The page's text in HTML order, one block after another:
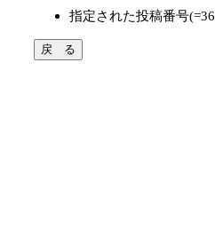
指定された投稿番号